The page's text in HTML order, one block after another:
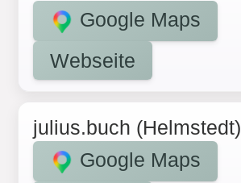
Google Maps
Webseite
julius.buch (Helmstedt)
Google Maps